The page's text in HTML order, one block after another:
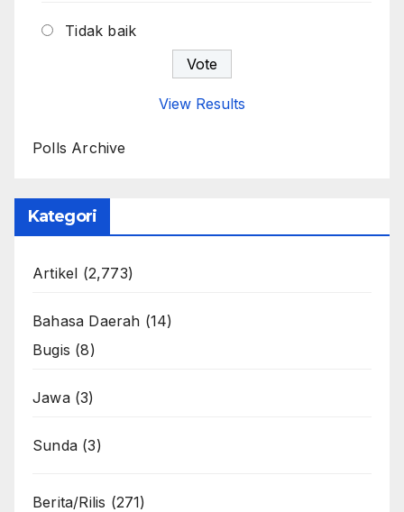
Tidak baik
View Results
Polls Archive
Kategori
Artikel (2,773)
Bahasa Daerah (14)
Bugis (8)
Jawa(3)
Sunda (3)
Berita/Rilis (271)